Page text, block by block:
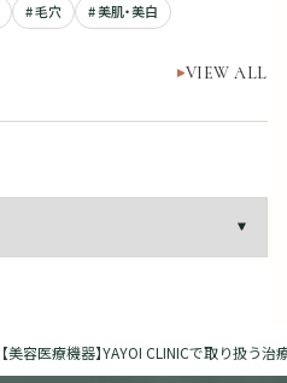
# 毛穴 # 美肌・美白
VIEW ALL
【美容医療機器】YAYOI CLINICで取り扱う治